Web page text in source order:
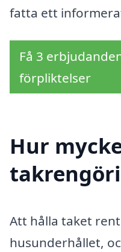
fatta ett
Få 3
förpliktelser
Hur
Att hålla taket
husunderhållet,